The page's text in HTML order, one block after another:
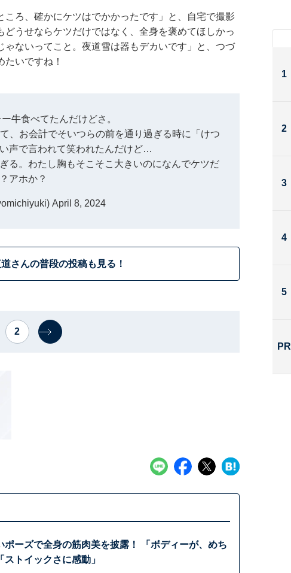
ろ、確かにケツはでかかったです」と、自宅で撮影
うせならケツだけではなく、全身を褒めてほしかっ
ないってこと。夜道雪は器もデカいです」と、つづ
いですね！
牛食べてたんだけどさ。
、お会計でそいつらの前を通り過ぎる時に「けつ
声で言われて笑われたんだけど…
る。わたし胸もそこそこ大きいのになんでケツだ
アホか？
April 8, 2024
さんの普段の投稿も見る！
2
ポーズで全身の筋肉美を披露！ 「ボディーが、めち
ストイックさに感動」
1
2
3
4
5
PR